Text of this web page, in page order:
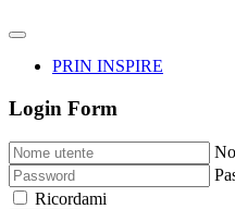
PRIN INSPIRE
Login Form
Ricordami